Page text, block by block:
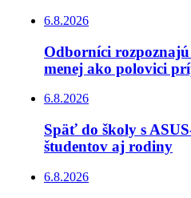
6.8.2026
Odborníci
menej ako polovici
6.8.2026
Späť do školy s
študentov aj rodiny
6.8.2026